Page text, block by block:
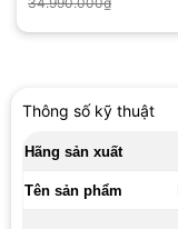
inch FHD | Win 11 |
Xám)
Thông số kỹ thuật
Hãng sản xuất
Tên sản phẩm